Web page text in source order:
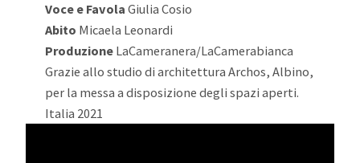
Voce e Favola Giulia Cosio
Abito Micaela Leonardi
Produzione LaCameranera/LaCamerabianca
Grazie allo studio di architettura Archos, Albino,
per la messa a disposizione degli spazi aperti.
Italia 2021